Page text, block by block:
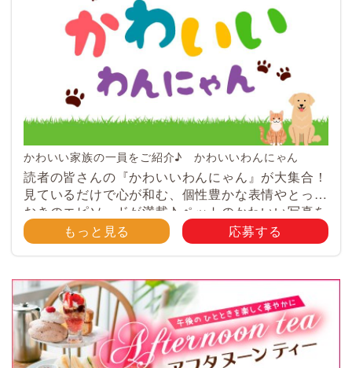
かわいい家族の一員をご紹介♪ かわいいわんにゃん
読者の皆さんの『かわいいわんにゃん』が大集合！
見ているだけで心が和む、個性豊かな表情やとって
おきのエピソードが満載♪ ペットのかわいい写真を
大募集！ みなさんのご自慢のペット写真や動画を
大募集！ 携帯電話・スマホ等で撮影 […]
もっと見る 応募する